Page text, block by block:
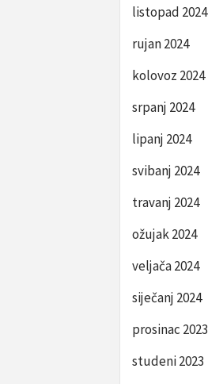
listopad 2024
rujan 2024
kolovoz 2024
srpanj 2024
lipanj 2024
svibanj 2024
travanj 2024
ožujak 2024
veljača 2024
siječanj 2024
prosinac 2023
studeni 2023